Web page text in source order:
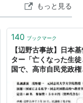
もっと見る
140 ブックマーク
【辺野古事故】日本
ター「亡くなった生
国で、高市自民党政
チラシに（画像）